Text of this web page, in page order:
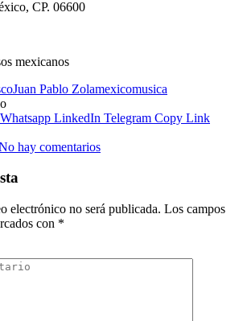
CP. 06600
mexicanos
Juan Pablo Zolamexicomusica
Whatsapp LinkedIn Telegram Copy Link
hay comentarios
electrónico no será publicada. Los campos
con *